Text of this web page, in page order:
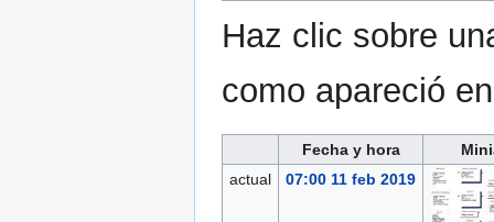
Haz clic sobre
como apareció
Fecha y hora
actual
07:00 11 feb 2019